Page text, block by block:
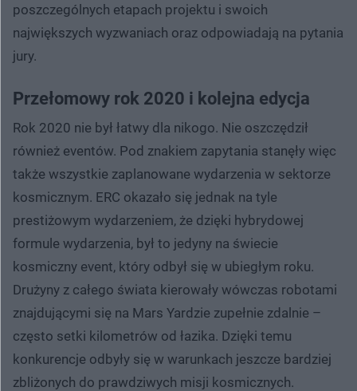
poszczególnych etapach projektu i swoich
największych wyzwaniach oraz odpowiadają na pytania
jury.
Przełomowy rok 2020 i kolejna edycja
Rok 2020 nie był łatwy dla nikogo. Nie oszczędził
również eventów. Pod znakiem zapytania stanęły więc
także wszystkie zaplanowane wydarzenia w sektorze
kosmicznym. ERC okazało się jednak na tyle
prestiżowym wydarzeniem, że dzięki hybrydowej
formule wydarzenia, był to jedyny na świecie
kosmiczny event, który odbył się w ubiegłym roku.
Drużyny z całego świata kierowały wówczas robotami
znajdującymi się na Mars Yardzie zupełnie zdalnie –
często setki kilometrów od łazika. Dzięki temu
konkurencje odbyły się w warunkach jeszcze bardziej
zbliżonych do prawdziwych misji kosmicznych.